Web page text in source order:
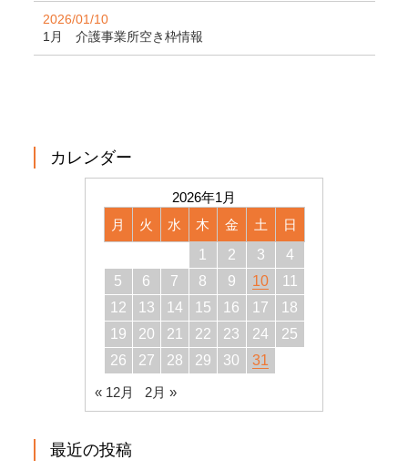
2026/01/10
1月 介護事業所空き枠情報
カレンダー
2026年1月
月
火 水 木 金 土
日
1
2 3
4
5
6 7 8 9 10
11
12
13 14 15 16 17
18
19
20 21 22 23 24
25
26
27 28 29 30 31
« 12月 2月 »
最近の投稿